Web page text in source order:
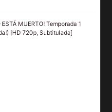
ESTÁ MUERTO! Temporada 1
[HD 720p, Subtitulada]